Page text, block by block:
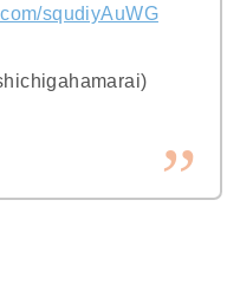
squdiyAuWG